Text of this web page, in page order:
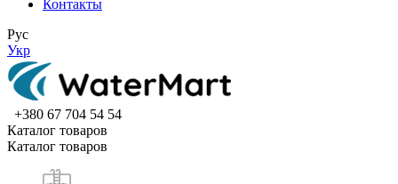
Контакты
Рус
Укр
+380 67 704 54 54
Каталог товаров
Каталог товаров